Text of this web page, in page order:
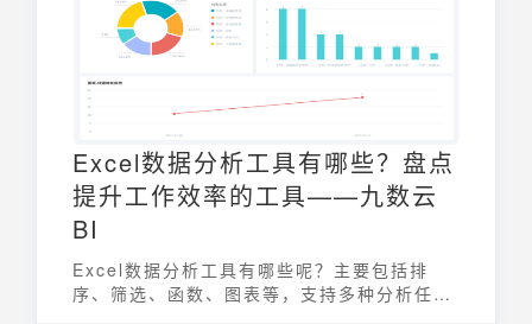
Excel数据分析工具有哪些？盘点
提升工作效率的工具——九数云
BI
Excel数据分析工具有哪些呢？主要包括排
序、筛选、函数、图表等，支持多种分析任务